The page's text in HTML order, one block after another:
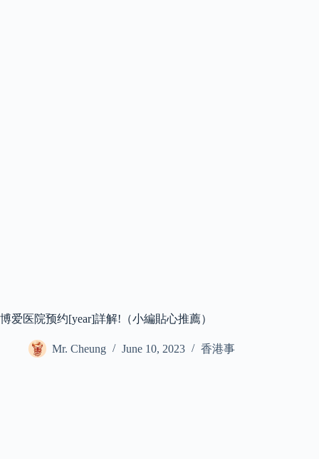
博爱医院预约[year]詳解!（小編貼心推薦）
Mr. Cheung June 10, 2023 香港事